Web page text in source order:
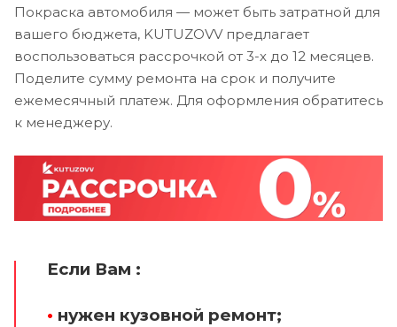
Покраска автомобиля — может быть затратной для
вашего бюджета, KUTUZOVV предлагает
воспользоваться рассрочкой от 3-х до 12 месяцев.
Поделите сумму ремонта на срок и получите
ежемесячный платеж. Для оформления обратитесь
к менеджеру.
Если Вам :
• нужен кузовной ремонт;